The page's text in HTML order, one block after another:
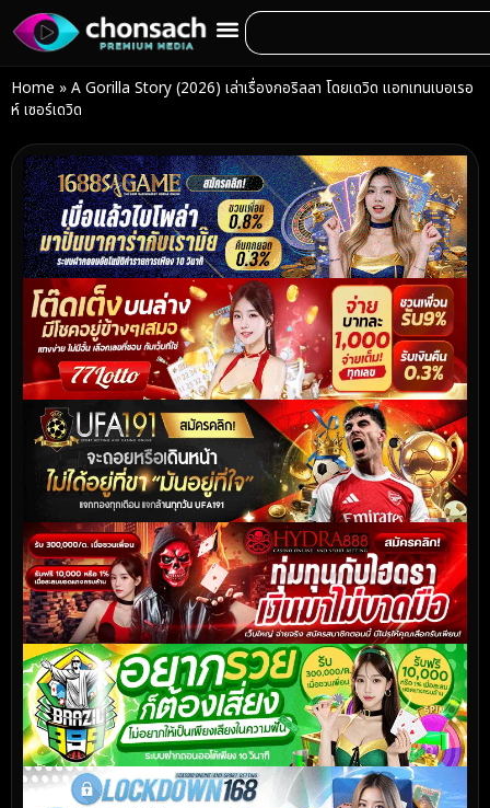
Home » A Gorilla Story (2026) เล่าเรื่องกอริลลา โดยเดวิด แอทเทนเบอเรอ
ห์ เซอร์เดวิด